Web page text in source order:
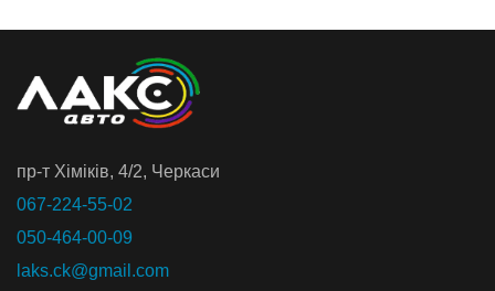
пр-т Хiмiкiв, 4/2, Черкаси
067-224-55-02
050-464-00-09
laks.ck@gmail.com